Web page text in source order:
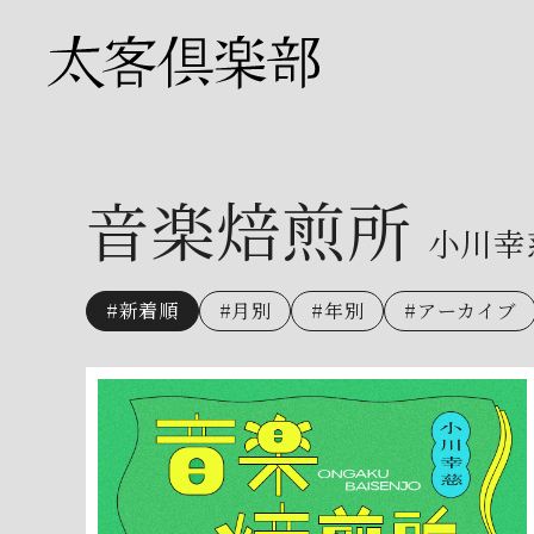
音楽焙煎所 小川
#新着順 #月別 #年別 #アーカイブ